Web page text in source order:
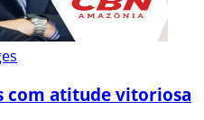
com atitude vitoriosa